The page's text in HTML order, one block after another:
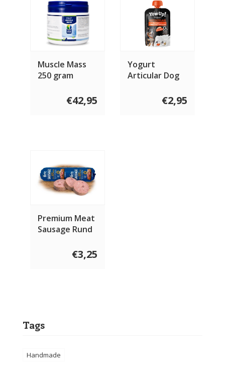
Muscle Mass
250 gram
€42,95
Yogurt
Articular Dog
€2,95
Premium Meat
Sausage Rund
€3,25
Tags
Handmade